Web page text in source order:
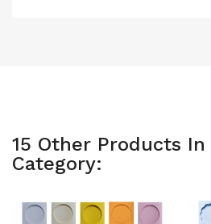
15 Other Products In
Category: